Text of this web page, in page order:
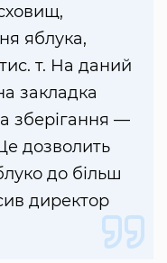
яблука,
т. На даний
закладка
зберігання —
дозволить
до більш
директор